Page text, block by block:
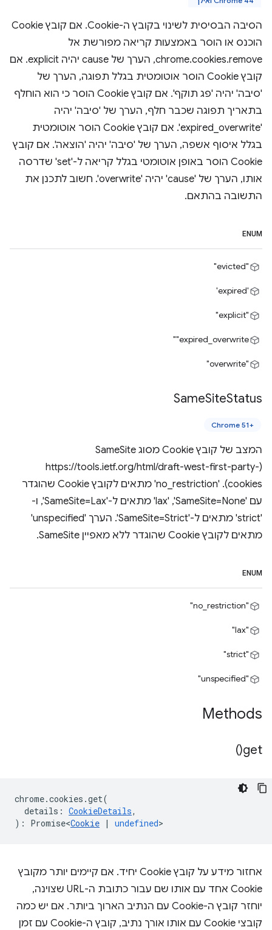
הסיבה הבסיסית לשינוי בקובץ ה-Cookie. אם קובץ Cookie
הוכנס או הוסר באמצעות קריאה מפורשת אל
chrome.cookies.remove, הערך של cause יהיה explicit. אם
קובץ Cookie הוסר אוטומטית בגלל תפוגה, הערך של
'סיבה' יהיה 'פג תוקף'. אם קובץ Cookie הוסר כי הוא הוחלף
בתאריך תפוגה שכבר חלף, הערך של 'סיבה' יהיה
'expired_overwrite'. אם קובץ Cookie הוסר אוטומטית
בגלל איסוף אשפה, הערך של 'סיבה' יהיה 'הוצאה'. אם קובץ
Cookie הוסר באופן אוטומטי בגלל קריאה ל-'set' שדרסה
אותו, הערך של 'cause' יהיה 'overwrite'. חשוב לתכנן את
התשובה בהתאם.
ENUM
"evicted"
'expired'
"explicit"
‎"expired_overwrite"
"overwrite"
SameSiteStatus
Chrome 51+‎
(https://tools.ietf.org/html/draft-west-first-party-
cookies). ‫'no_restriction' מתאים לקובץ Cookie שהוגדר
עם 'SameSite=None',‏ 'lax' מתאים ל-'SameSite=Lax', ו-
'strict' מתאים ל-'SameSite=Strict'. הערך 'unspecified'
מתאים לקובץ Cookie שהוגדר ללא מאפיין SameSite.
ENUM
"no_restriction"
"lax"
"strict"
"unspecified"
Methods
get(
)
chrome.cookies .get(
details : CookieDetails,
) : Promise<Cookie | undefined>
אחזור מידע על קובץ Cookie יחיד. אם קיימים יותר מקובץ
Cookie אחד עם אותו שם עבור כתובת ה-URL שצוינה,
יוחזר קובץ ה-Cookie עם הנתיב הארוך ביותר. אם יש כמה
קובצי Cookie עם אותו אורך נתיב, קובץ ה-Cookie עם זמן